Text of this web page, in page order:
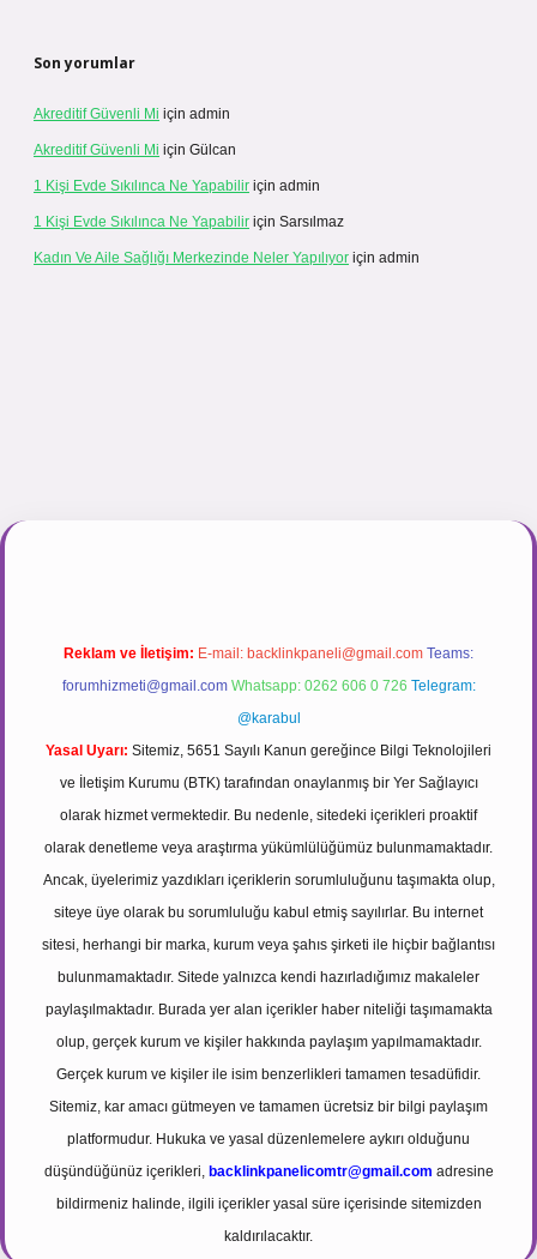
Son yorumlar
Akreditif Güvenli Mi için admin
Akreditif Güvenli Mi için Gülcan
1 Kişi Evde Sıkılınca Ne Yapabilir için admin
1 Kişi Evde Sıkılınca Ne Yapabilir için Sarsılmaz
Kadın Ve Aile Sağlığı Merkezinde Neler Yapılıyor için admin
Reklam ve İletişim: E-mail: backlinkpaneli@gmail.com Teams:
forumhizmeti@gmail.com Whatsapp: 0262 606 0 726 Telegram:
@karabul
Yasal Uyarı: Sitemiz, 5651 Sayılı Kanun gereğince Bilgi Teknolojileri
ve İletişim Kurumu (BTK) tarafından onaylanmış bir Yer Sağlayıcı
olarak hizmet vermektedir. Bu nedenle, sitedeki içerikleri proaktif
olarak denetleme veya araştırma yükümlülüğümüz bulunmamaktadır.
Ancak, üyelerimiz yazdıkları içeriklerin sorumluluğunu taşımakta olup,
siteye üye olarak bu sorumluluğu kabul etmiş sayılırlar. Bu internet
sitesi, herhangi bir marka, kurum veya şahıs şirketi ile hiçbir bağlantısı
bulunmamaktadır. Sitede yalnızca kendi hazırladığımız makaleler
paylaşılmaktadır. Burada yer alan içerikler haber niteliği taşımamakta
olup, gerçek kurum ve kişiler hakkında paylaşım yapılmamaktadır.
Gerçek kurum ve kişiler ile isim benzerlikleri tamamen tesadüfidir.
Sitemiz, kar amacı gütmeyen ve tamamen ücretsiz bir bilgi paylaşım
platformudur. Hukuka ve yasal düzenlemelere aykırı olduğunu
düşündüğünüz içerikleri, backlinkpanelicomtr@gmail.com adresine
bildirmeniz halinde, ilgili içerikler yasal süre içerisinde sitemizden
kaldırılacaktır.